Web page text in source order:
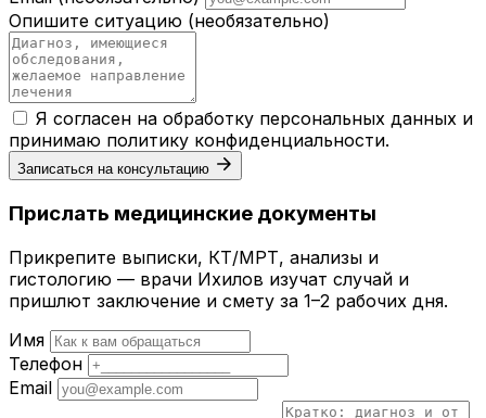
Опишите ситуацию (необязательно)
Я согласен на обработку персональных данных и
принимаю политику конфиденциальности.
Записаться на консультацию
Прислать медицинские документы
Прикрепите выписки, КТ/МРТ, анализы и
гистологию — врачи Ихилов изучат случай и
пришлют заключение и смету за 1–2 рабочих дня.
Имя
Телефон
Email